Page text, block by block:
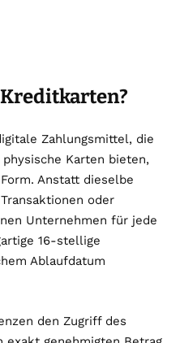
Zahlungsmittel, die
Karten bieten,
Anstatt dieselbe
oder
Unternehmen für jede
16-stellige
Ablaufdatum
den Zugriff des